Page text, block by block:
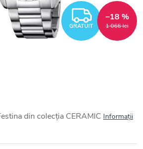
GRATUIT 1 066 lei
–18 %
din colecția CERAMIC Informaţii